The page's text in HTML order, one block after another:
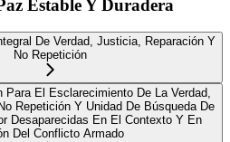
Estable Y Duradera
De Verdad, Justicia, Reparación Y
No Repetición
Para El Esclarecimiento De La Verdad,
Repetición Y Unidad De Búsqueda De
Desaparecidas En El Contexto Y En
Del Conflicto Armado